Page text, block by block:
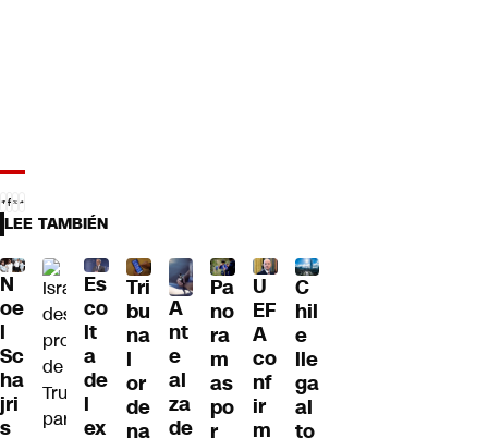
LEE TAMBIÉN
N
oe
l
Sc
ha
jri
s
Es
co
lt
a
de
l
ex
Tri
bu
na
l
or
de
na
A
nt
e
al
za
de
Pa
no
ra
m
as
po
r
U
EF
A
co
nf
ir
m
C
hil
e
lle
ga
al
to